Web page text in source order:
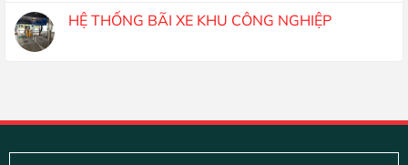
HỆ THỐNG BÃI XE KHU CÔNG NGHIỆP